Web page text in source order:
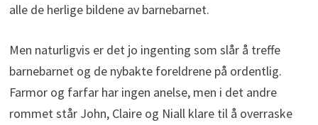
alle de herlige bildene av barnebarnet.
Men naturligvis er det jo ingenting som slår å treffe
barnebarnet og de nybakte foreldrene på ordentlig.
Farmor og farfar har ingen anelse, men i det andre
rommet står John, Claire og Niall klare til å overraske